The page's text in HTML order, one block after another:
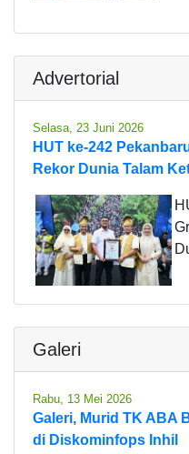
Advertorial
Selasa, 23 Juni 2026
HUT ke-242
Rekor Dunia Talam
Galeri
Rabu, 13 Mei 2026
Galeri, Murid TK ABA
di Diskominfops Inhil